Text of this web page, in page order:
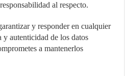
al respecto.
y responder en cualquier
y autenticidad de los datos
a mantenerlos